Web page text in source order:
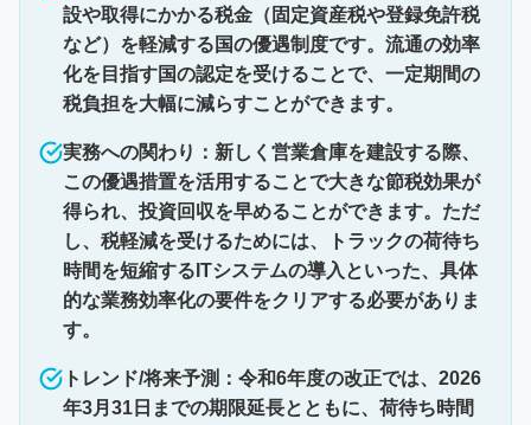
設や取得にかかる税金（固定資産税や登録免許税
など）を軽減する国の優遇制度です。流通の効率
化を目指す国の認定を受けることで、一定期間の
税負担を大幅に減らすことができます。
実務への関わり：新しく営業倉庫を建設する際、
この優遇措置を活用することで大きな節税効果が
得られ、投資回収を早めることができます。ただ
し、税軽減を受けるためには、トラックの荷待ち
時間を短縮するITシステムの導入といった、具体
的な業務効率化の要件をクリアする必要がありま
す。
トレンド/将来予測：令和6年度の改正では、2026
年3月31日までの期限延長とともに、荷待ち時間